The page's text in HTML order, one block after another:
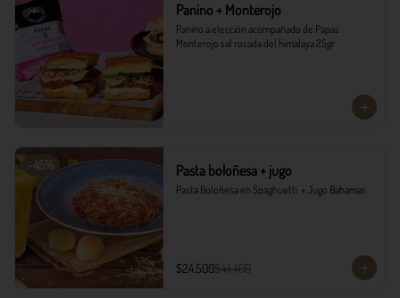
Panino + Monterojo
Panino a elección acompañado de Papas
Monterojo sal rosada del himalaya 25gr
-45% Pasta boloñesa + jugo
Pasta Boloñesa en Spaghuetti  + Jugo Bahamas
$24.500$44.400